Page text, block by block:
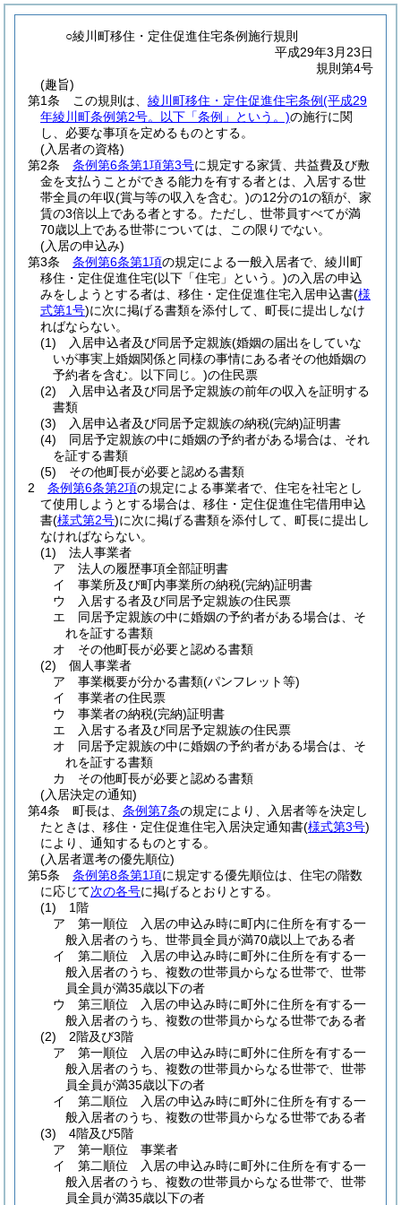
○綾川町移住・定住促進住宅条例施行規則
平成29年3月23日
規則第4号
(趣旨)
第1条
この規則は、 綾川町移住・定住促進住宅条例(平成29
年綾川町条例第2号。以下「条例」という。)の施行に関
し、必要な事項を定めるものとする。
(入居者の資格)
第2条
条例第6条第1項第3号に規定する家賃、共益費及び敷
金を支払うことができる能力を有する者とは、入居する世
帯全員の年収(賞与等の収入を含む。)の12分の1の額が、家
賃の3倍以上である者とする。 ただし、世帯員すべてが満
70歳以上である世帯については、この限りでない。
(入居の申込み)
第3条
条例第6条第1項の規定による一般入居者で、綾川町
移住・定住促進住宅(以下「住宅」という。)の入居の申込
みをしようとする者は、移住・定住促進住宅入居申込書(様
式第1号)に次に掲げる書類を添付して、町長に提出しなけ
ればならない。
(1)
入居申込者及び同居予定親族(婚姻の届出をしていな
いが事実上婚姻関係と同様の事情にある者その他婚姻の
予約者を含む。以下同じ。)の住民票
(2)
入居申込者及び同居予定親族の前年の収入を証明する
書類
(3)
入居申込者及び同居予定親族の納税(完納)証明書
(4)
同居予定親族の中に婚姻の予約者がある場合は、それ
を証する書類
(5)
その他町長が必要と認める書類
2
条例第6条第2項の規定による事業者で、住宅を社宅とし
て使用しようとする場合は、移住・定住促進住宅借用申込
書(様式第2号)に次に掲げる書類を添付して、町長に提出し
なければならない。
(1)
法人事業者
ア
法人の履歴事項全部証明書
イ
事業所及び町内事業所の納税(完納)証明書
ウ
入居する者及び同居予定親族の住民票
エ
同居予定親族の中に婚姻の予約者がある場合は、そ
れを証する書類
オ
その他町長が必要と認める書類
(2)
個人事業者
ア
事業概要が分かる書類(パンフレット等)
イ
事業者の住民票
ウ
事業者の納税(完納)証明書
エ
入居する者及び同居予定親族の住民票
オ
同居予定親族の中に婚姻の予約者がある場合は、そ
れを証する書類
カ
その他町長が必要と認める書類
(入居決定の通知)
第4条
町長は、 条例第7条の規定により、入居者等を決定し
たときは、移住・定住促進住宅入居決定通知書(様式第3号)
により、通知するものとする。
(入居者選考の優先順位)
第5条
条例第8条第1項に規定する優先順位は、住宅の階数
に応じて次の各号に掲げるとおりとする。
(1)
1階
ア
第一順位 入居の申込み時に町内に住所を有する一
般入居者のうち、世帯員全員が満70歳以上である者
イ
第二順位 入居の申込み時に町外に住所を有する一
般入居者のうち、複数の世帯員からなる世帯で、世帯
員全員が満35歳以下の者
ウ
第三順位 入居の申込み時に町外に住所を有する一
般入居者のうち、複数の世帯員からなる世帯である者
(2)
2階及び3階
ア
第一順位 入居の申込み時に町外に住所を有する一
般入居者のうち、複数の世帯員からなる世帯で、世帯
員全員が満35歳以下の者
イ
第二順位 入居の申込み時に町外に住所を有する一
般入居者のうち、複数の世帯員からなる世帯である者
(3)
4階及び5階
ア
第一順位 事業者
イ
第二順位 入居の申込み時に町外に住所を有する一
般入居者のうち、複数の世帯員からなる世帯で、世帯
員全員が満35歳以下の者